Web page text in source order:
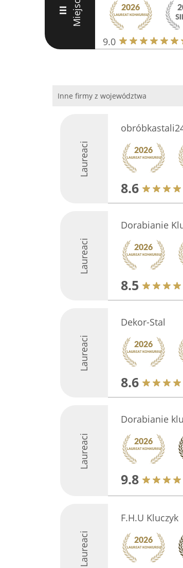
III Miejsce
9.0
Inne firmy z województwa
Laureaci
8.6
Laureaci
Dorabianie
8.5
Laureaci
Dekor-Stal
8.6
Laureaci
Dorabianie
9.8
Laureaci
F.H.U Kluczyk